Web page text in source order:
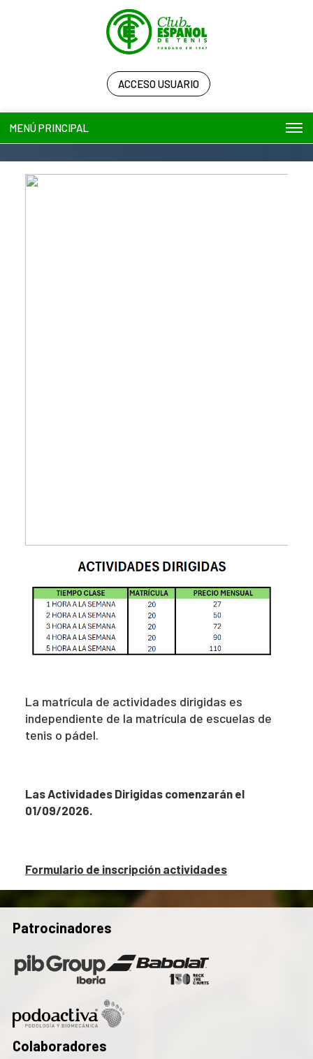
ACCESO USUARIO
MENÚ PRINCIPAL
La matrícula de actividades dirigidas es
independiente de la matrícula de escuelas de
tenis o pádel.
Las Actividades Dirigidas comenzarán el
01/09/2026.
Formulario de inscripción actividades
Patrocinadores
Colaboradores